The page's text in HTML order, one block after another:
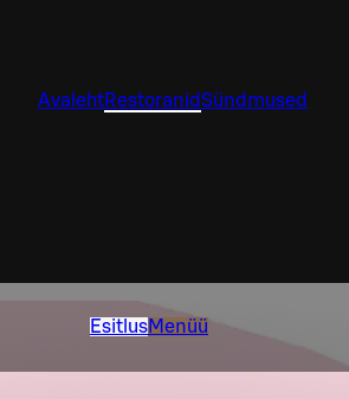
AvalehtRestoranidSündmused
EsitlusMenüü